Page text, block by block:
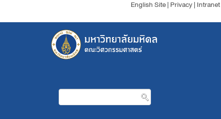
English Site| Privacy| Intranet